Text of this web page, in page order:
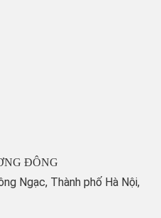
ĐÔNG
Ngạc, Thành phố Hà Nội,